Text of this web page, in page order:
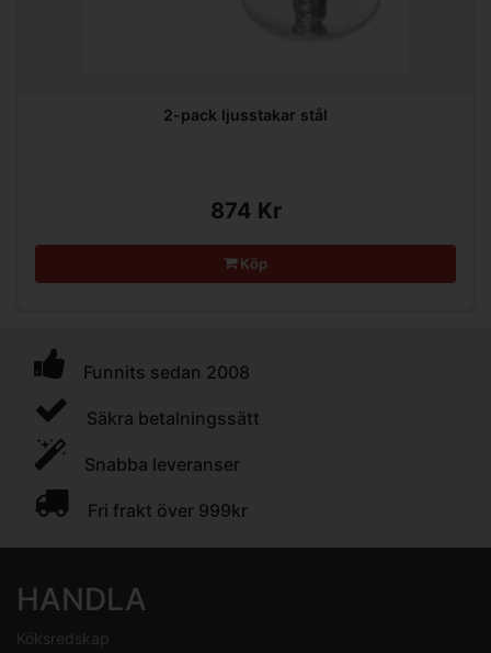
2-pack ljusstakar stål
874 Kr
Köp
Funnits sedan 2008
Säkra betalningssätt
Snabba leveranser
Fri frakt över 999kr
HANDLA
Köksredskap